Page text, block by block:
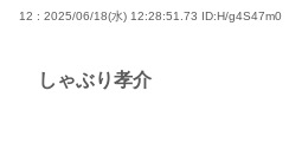
12 : 2025/06/18(水) 12:28:51.73 ID:H/g4S47m0
しゃぶり孝介